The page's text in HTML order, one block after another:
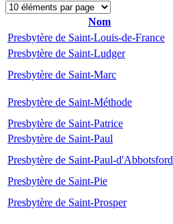
Nom
Presbytère de Saint-Louis-de-France
Presbytère de Saint-Ludger
Presbytère de Saint-Marc
Presbytère de Saint-Méthode
Presbytère de Saint-Patrice
Presbytère de Saint-Paul
Presbytère de Saint-Paul-d'Abbotsford
Presbytère de Saint-Pie
Presbytère de Saint-Prosper